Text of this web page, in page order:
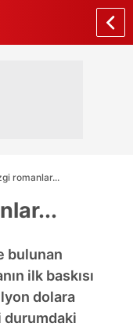
romanlar...
bulunan
ilk baskısı
dolara
durumdaki